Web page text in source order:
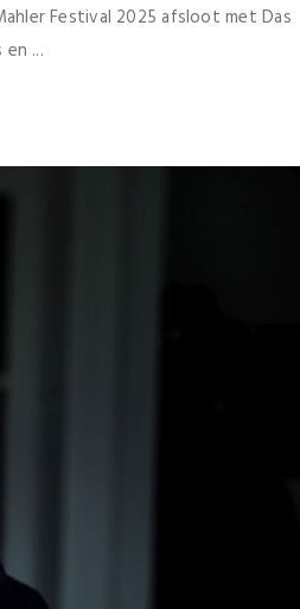
Festival 2025 afsloot met Das
...